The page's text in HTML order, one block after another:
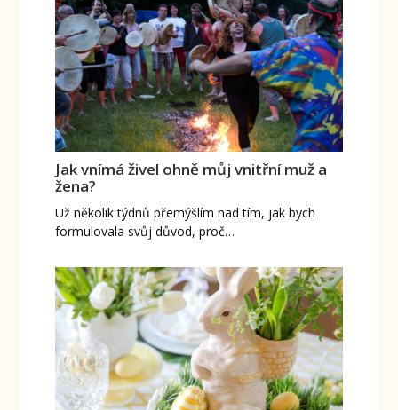
Jak vnímá živel ohně můj vnitřní muž a
žena?
Už několik týdnů přemýšlím nad tím, jak bych
formulovala svůj důvod, proč…